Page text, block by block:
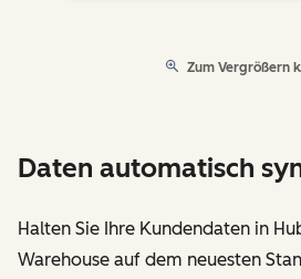
Zum Vergrößern
Daten automatisch
Halten Sie Ihre Kundendaten in
Warehouse auf dem neuesten